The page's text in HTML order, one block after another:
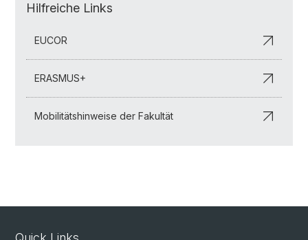
Hilfreiche Links
EUCOR
ERASMUS+
Mobilitätshinweise der Fakultät